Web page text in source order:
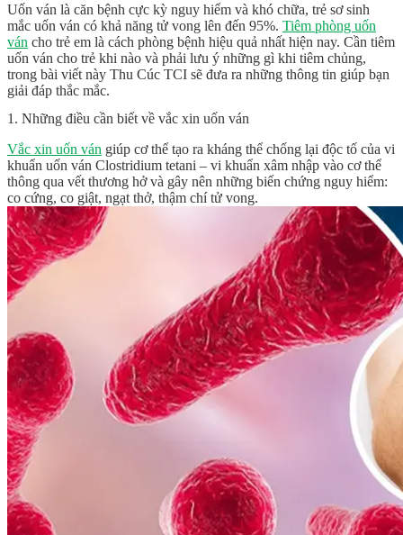
Uốn ván là căn bệnh cực kỳ nguy hiểm và khó chữa, trẻ sơ sinh
mắc uốn ván có khả năng tử vong lên đến 95%. Tiêm phòng uốn
ván cho trẻ em là cách phòng bệnh hiệu quả nhất hiện nay. Cần tiêm
uốn ván cho trẻ khi nào và phải lưu ý những gì khi tiêm chủng,
trong bài viết này Thu Cúc TCI sẽ đưa ra những thông tin giúp bạn
giải đáp thắc mắc.
1. Những điều cần biết về vắc xin uốn ván
Vắc xin uốn ván giúp cơ thể tạo ra kháng thể chống lại độc tố của vi
khuẩn uốn ván Clostridium tetani – vi khuẩn xâm nhập vào cơ thể
thông qua vết thương hở và gây nên những biến chứng nguy hiểm:
co cứng, co giật, ngạt thở, thậm chí tử vong.